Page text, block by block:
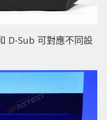
D-Sub 可對應不同設